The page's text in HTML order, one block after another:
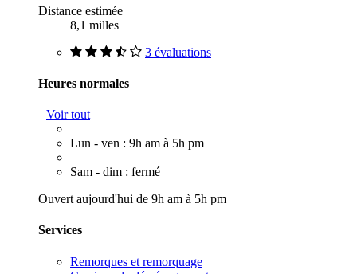
Distance estimée
8,1 milles
3 évaluations
Heures normales
Voir tout
Lun - ven : 9h am à 5h pm
Sam - dim : fermé
Ouvert aujourd'hui de 9h am à 5h pm
Services
Remorques et remorquage